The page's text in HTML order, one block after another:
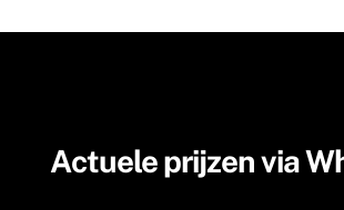
Actuele prijzen via